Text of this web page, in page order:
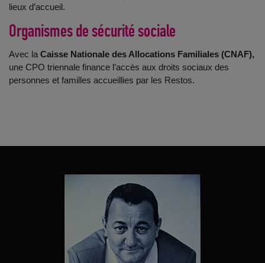
lieux d’accueil.
Organismes de sécurité sociale
Avec la Caisse Nationale des Allocations Familiales (CNAF),
une CPO triennale finance l’accès aux droits sociaux des
personnes et familles accueillies par les Restos.